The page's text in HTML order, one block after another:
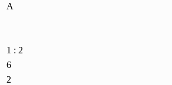
A
1 : 2
6
2